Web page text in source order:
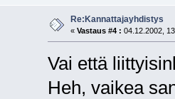
Re:Kannattajayhdistys
« Vastaus #4 : 04.12.2002,
Vai että
Heh, vaikea